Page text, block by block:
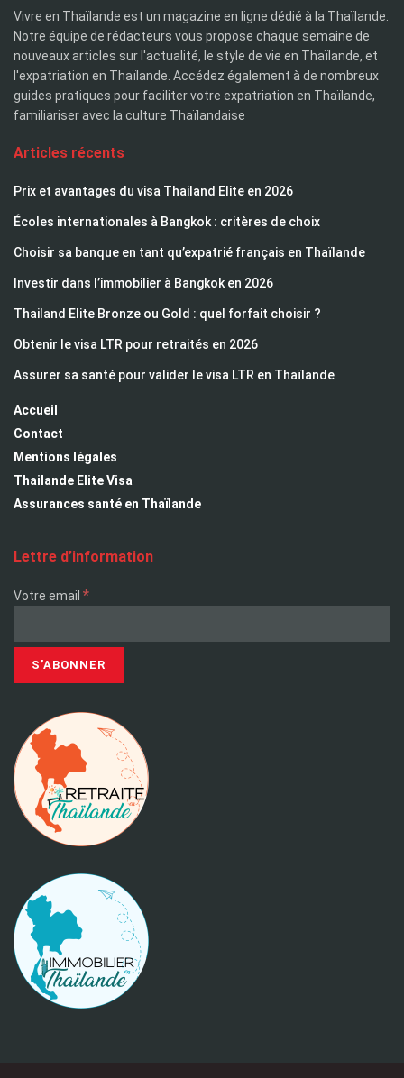
Vivre en Thaïlande est un magazine en ligne dédié à la Thaïlande.
Notre équipe de rédacteurs vous propose chaque semaine de
nouveaux articles sur l'actualité, le style de vie en Thaïlande, et
l'expatriation en Thaïlande. Accédez également à de nombreux
guides pratiques pour faciliter votre expatriation en Thaïlande,
familiariser avec la culture Thaïlandaise
Articles récents
Prix et avantages du visa Thailand Elite en 2026
Écoles internationales à Bangkok : critères de choix
Choisir sa banque en tant qu’expatrié français en Thaïlande
Investir dans l’immobilier à Bangkok en 2026
Thailand Elite Bronze ou Gold : quel forfait choisir ?
Obtenir le visa LTR pour retraités en 2026
Assurer sa santé pour valider le visa LTR en Thaïlande
Accueil
Contact
Mentions légales
Thailande Elite Visa
Assurances santé en Thaïlande
Lettre d’information
Votre email *